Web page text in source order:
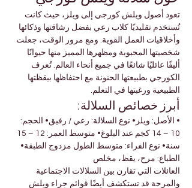
تعود أصول ويلش كورجي إلى ويلز، حيث كانت
تُستخدم تقليديًا كلاب رعي بفضل رشاقتها وذكائها
وأخلاقيات العمل القوية. ومع مرور الوقت، جعلت
شخصيتها المحبوبة ومظهرها المميز منها حيوانًا
أليفًا عائليًا شائعًا في جميع أنحاء العالم. تُعرف
الكورجي بطبيعتها الحنونة مع احتفاظها بيقظتها
الطبيعية ورغبتها في التعلم.
أبرز خصائص السلالة:
• الأصل: ويلز• نوع السلالة: رعي / رفيق• الحجم:
سنة• نوع الفراء: متوسط الطول مزدوج الطبقة•
الطباع: مرح، يقظ، مخلص
العائلات التي تقارن بين السلالات الاجتماعية
والمرحة قد تستكشف أيضًا قوائم جراء ويلش